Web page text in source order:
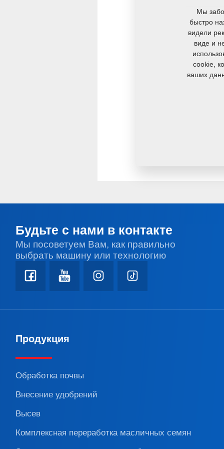
В компании
партнёрство
масел и жиров.
Будьте с нами в контакте
Мы посоветуем Вам, как правильно
выбрать машину или технологию
Продукция
Обработка почвы
Внесение удобрений
Высев
Комплексная переработка масличных семян
Мы
быстро
видели
виде и
cookie,
ваших